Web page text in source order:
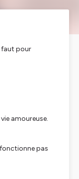
faut pour
amoureuse.
pas